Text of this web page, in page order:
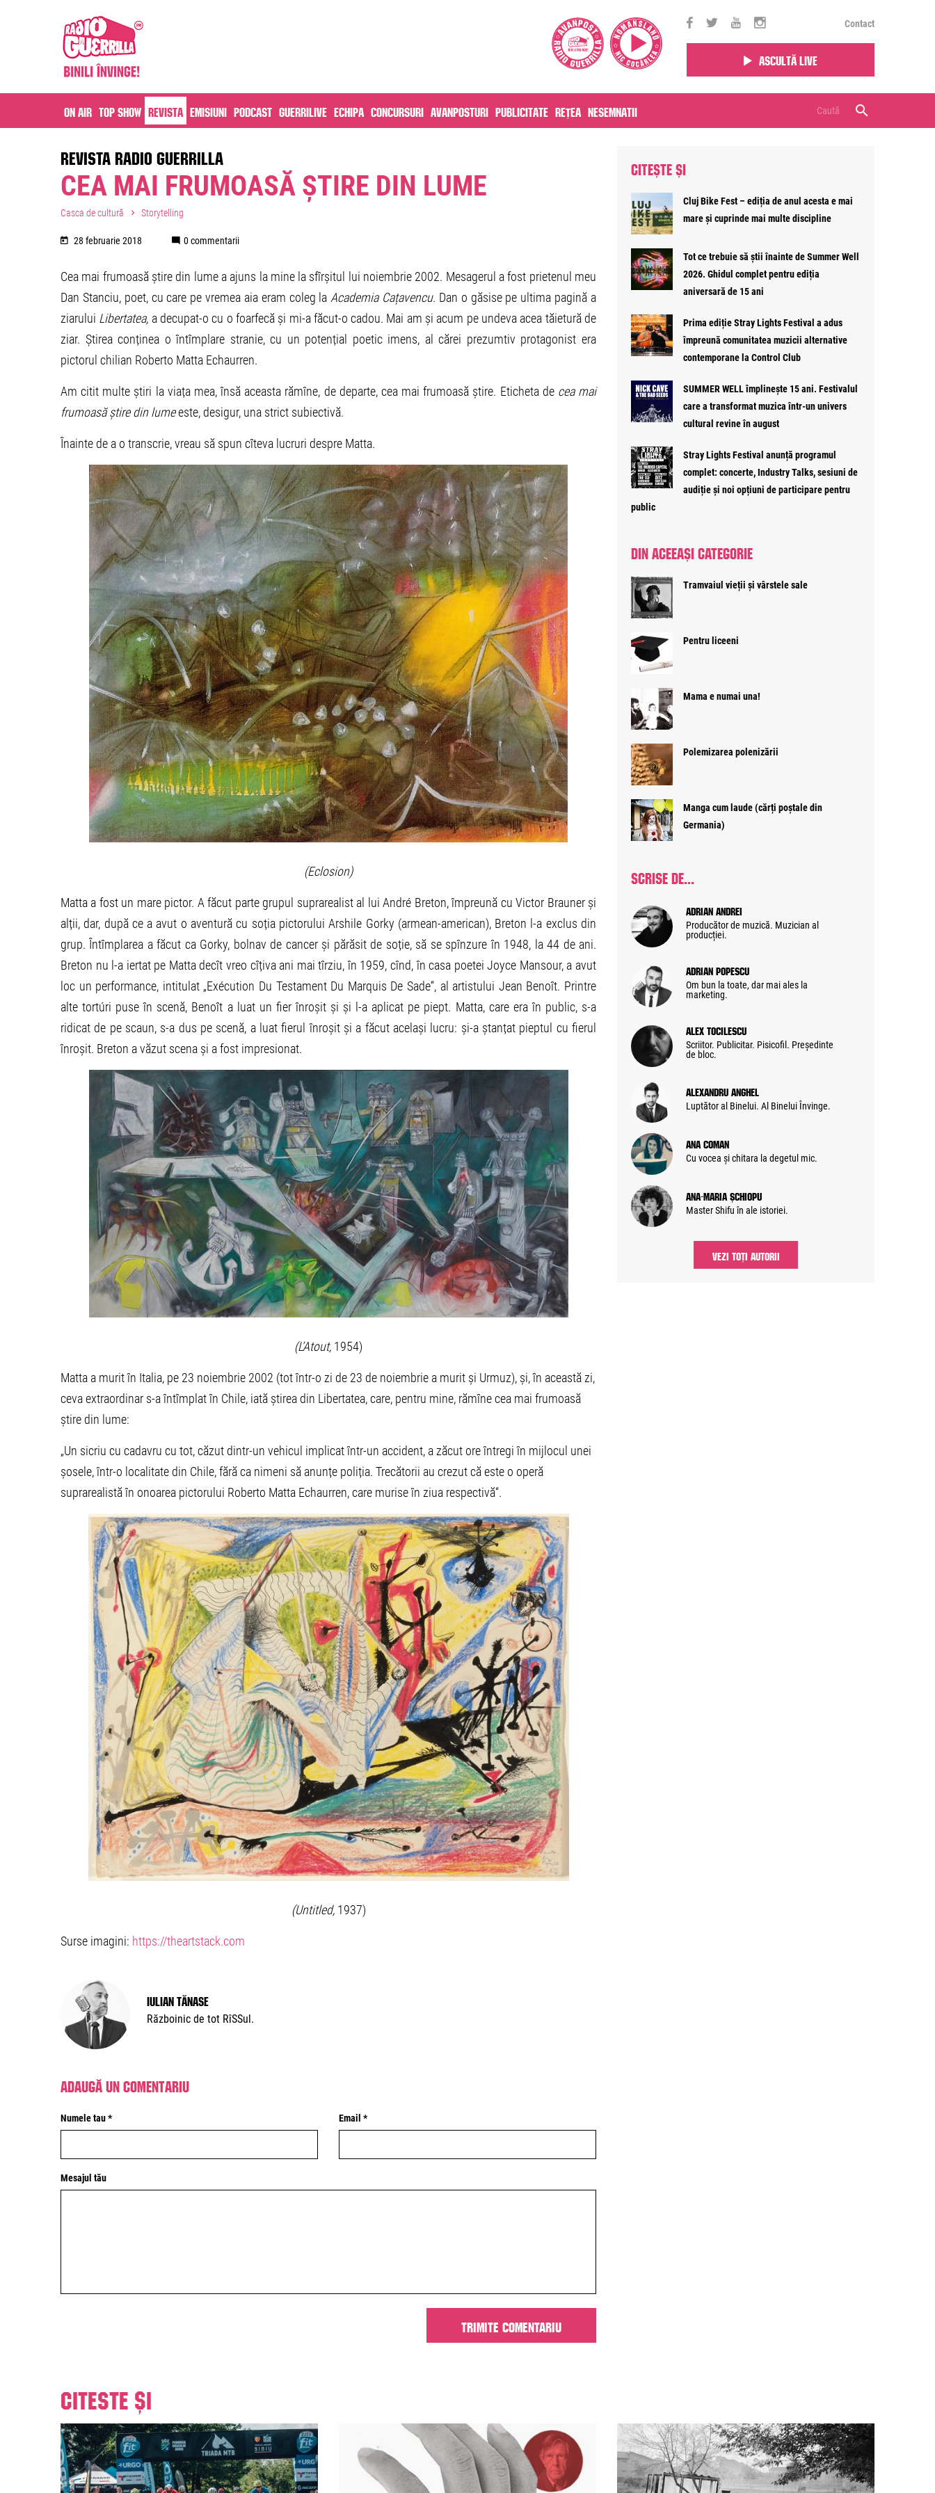
Contact
Ascultă live
On air Top Show Revista Emisiuni Podcast Guerrilive Echipa Concursuri Avanposturi Publicitate Rețea Nesemnatii
REVISTA RADIO GUERRILLA
CEA MAI FRUMOASĂ ȘTIRE DIN LUME
Casca de cultură Storytelling
28 februarie 2018 0 commentarii
Cea mai frumoasă știre din lume a ajuns la mine la sfîrșitul lui noiembrie 2002. Mesagerul a fost prietenul meu
Dan Stanciu, poet, cu care pe vremea aia eram coleg la Academia Cațavencu. Dan o găsise pe ultima pagină a
ziarului Libertatea, a decupat-o cu o foarfecă și mi-a făcut-o cadou. Mai am și acum pe undeva acea tăietură de
ziar. Știrea conținea o întîmplare stranie, cu un potențial poetic imens, al cărei prezumtiv protagonist era
pictorul chilian Roberto Matta Echaurren.
Am citit multe știri la viața mea, însă aceasta rămîne, de departe, cea mai frumoasă știre. Eticheta de cea mai
frumoasă știre din lumeeste, desigur, una strict subiectivă.
Înainte de a o transcrie, vreau să spun cîteva lucruri despre Matta.
(Eclosion)
Matta a fost un mare pictor. A făcut parte grupul suprarealist al lui André Breton, împreună cu Victor Brauner și
alții, dar, după ce a avut o aventură cu soția pictorului Arshile Gorky (armean-american), Breton l-a exclus din
grup. Întîmplarea a făcut ca Gorky, bolnav de cancer și părăsit de soție, să se spînzure în 1948, la 44 de ani.
Breton nu l-a iertat pe Matta decît vreo cîțiva ani mai tîrziu, în 1959, cînd, în casa poetei Joyce Mansour, a avut
loc un performance, intitulat „Exécution Du Testament Du Marquis De Sade“, al artistului Jean Benoît. Printre
alte tortúri puse în scenă, Benoît a luat un fier înroșit și și l-a aplicat pe piept. Matta, care era în public, s-a
ridicat de pe scaun, s-a dus pe scenă, a luat fierul înroșit și a făcut același lucru: și-a ștanțat pieptul cu fierul
înroșit. Breton a văzut scena și a fost impresionat.
(L’Atout, 1954)
Matta a murit în Italia, pe 23 noiembrie 2002 (tot într-o zi de 23 de noiembrie a murit și Urmuz), și, în această zi,
ceva extraordinar s-a întîmplat în Chile, iată știrea din Libertatea, care, pentru mine, rămîne cea mai frumoasă
știre din lume:
„Un sicriu cu cadavru cu tot, căzut dintr-un vehicul implicat într-un accident, a zăcut ore întregi în mijlocul unei
șosele, într-o localitate din Chile, fără ca nimeni să anunțe poliția. Trecătorii au crezut că este o operă
suprarealistă în onoarea pictorului Roberto Matta Echaurren, care murise în ziua respectivă“.
(Untitled,1937)
Surse imagini: https://theartstack.com
Iulian Tănase
Războinic de tot RîSSul.
Adaugă un comentariu
Numele tau * Email *
Mesajul tău
CITEȘTE ȘI
Cluj Bike Fest – ediția de anul acesta e mai
mare și cuprinde mai multe discipline
Tot ce trebuie să știi înainte de Summer Well
2026. Ghidul complet pentru ediția
aniversară de 15 ani
Prima ediție Stray Lights Festival a adus
împreună comunitatea muzicii alternative
contemporane la Control Club
SUMMER WELL împlinește 15 ani. Festivalul
care a transformat muzica într-un univers
cultural revine în august
Stray Lights Festival anunță programul
complet: concerte, Industry Talks, sesiuni de
audiție și noi opțiuni de participare pentru
public
DIN ACEEAȘI CATEGORIE
Tramvaiul vieții și vârstele sale
Pentru liceeni
Mama e numai una!
Polemizarea polenizării
Manga cum laude (cărți poștale din
Germania)
SCRISE DE...
Adrian Andrei
Producător de muzică. Muzician al
producției.
Adrian Popescu
Om bun la toate, dar mai ales la
marketing.
Alex Tocilescu
Scriitor. Publicitar. Pisicofil. Președinte
de bloc.
Alexandru Anghel
Luptător al Binelui. Al Binelui Învinge.
Ana Coman
Cu vocea și chitara la degetul mic.
Ana-Maria Șchiopu
Master Shifu în ale istoriei.
VEZI TOȚI AUTORII
Citeste și